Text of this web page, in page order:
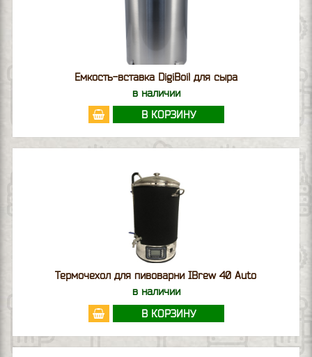
Емкость-вставка DigiBoil для сыра
в наличии
В КОРЗИНУ
Термочехол для пивоварни IBrew 40 Auto
в наличии
В КОРЗИНУ